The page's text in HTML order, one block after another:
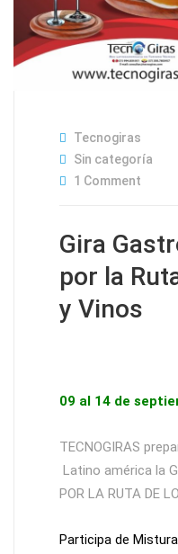
Tecnogiras
Sin categoría
1 Comment
Gira
por la
y Vinos
09 al 14 de
TECNOGIRAS
Latino américa la
POR LA RUTA DE
Participa de